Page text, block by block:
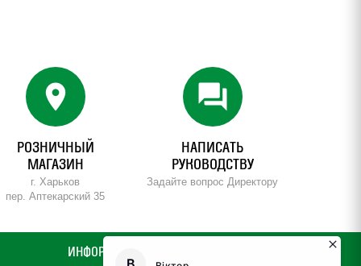
location_on
РОЗНИЧНЫЙ
МАГАЗИН
г. Харьков
пер. Аптекарский 35
forum
НАПИСАТЬ
РУКОВОДСТВУ
Задайте вопрос Директору
ИНФОРМАЦИЯ